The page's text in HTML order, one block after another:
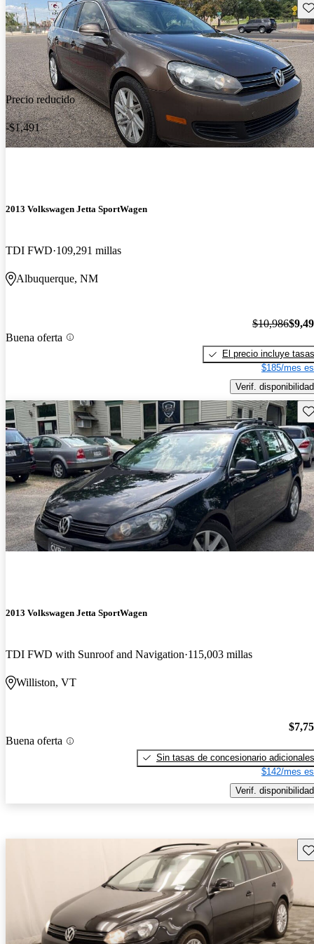
Precio reducido
-$1,491
2013 Volkswagen Jetta SportWagen
TDI FWD 109,291 millas
Albuquerque, NM
Buena oferta
$10,986
El precio incluye tasas
$185/mes
Verif. disponibilidad
2013 Volkswagen Jetta SportWagen
TDI FWD with Sunroof and Navigation 115,003 millas
Williston, VT
Buena oferta
Sin tasas de concesionario adicionales
$142/mes
Verif. disponibilidad